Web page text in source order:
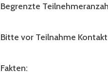
Begrenzte
Bitte vor Teilnahme
Fakten: